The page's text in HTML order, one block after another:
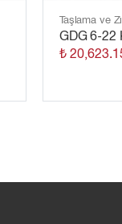
Taşlama ve
GDG 6-22
₺